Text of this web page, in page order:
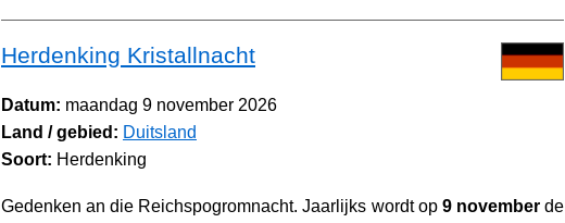
Herdenking Kristallnacht
Datum: maandag 9 november 2026
Land / gebied: Duitsland
Soort: Herdenking
Gedenken an die Reichspogromnacht. Jaarlijks wordt op 9 novemberde